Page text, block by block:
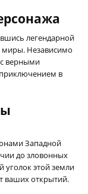
легендарной
миры. Независимо
с верными
в
Западной
до зловонных
уголок этой земли
ваших открытий.